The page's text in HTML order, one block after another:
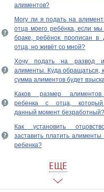
алиментов?
Могу ли я подать на
отца моего ребёнка, если
браке, ребёнок прописан в
отца, но живёт со мной?
Хочу подать на развод
алименты. Куда обращаться,
сумма алиментов будет
Каков размер
ребенка с отца,
данный момент безработный?
Как установить
заставить платить алименты
ребенка?
но алименты
выплачиваться. Должна ли
ЕЩЕ